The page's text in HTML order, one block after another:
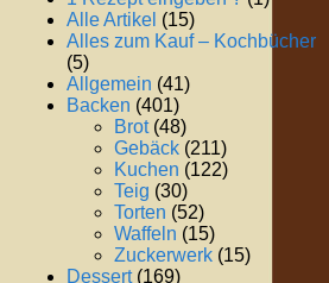
Alle Artikel (15)
Alles zum Kauf – Kochbücher
(5)
Allgemein (41)
Backen (401)
Brot(48)
Gebäck (211)
Kuchen (122)
Teig (30)
Torten (52)
Waffeln (15)
Zuckerwerk (15)
Dessert(169)